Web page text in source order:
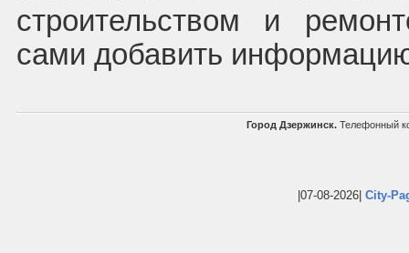
строительством и
сами добавить
Город Дзержинск. Телефонный
|07-08-2026| City-